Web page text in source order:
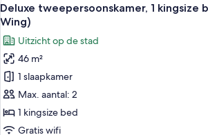
de
stad
(Palace
Side)
laden
kingsize
bed,
roken,
uitzicht
op
de
stad
Side)
foto's
voor
Deluxe
tweepersoonskamer,
kingsize
bed,
roken
1
Deluxe tweepersoonskamer, 1 kingsize
Wing)
Uitzicht op de stad
46 m²
1 slaapkamer
Max. aantal: 2
1 kingsize bed
Gratis wifi